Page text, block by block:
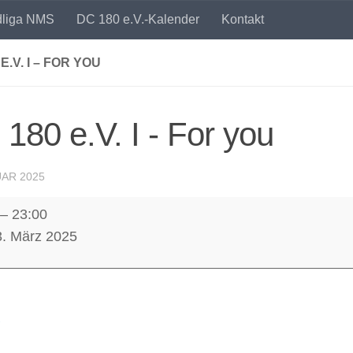
NMS DC 180 e.V.-Kalender Kontakt
I – FOR YOU
180 e.V. I - For you
2025
– 23:00
März 2025